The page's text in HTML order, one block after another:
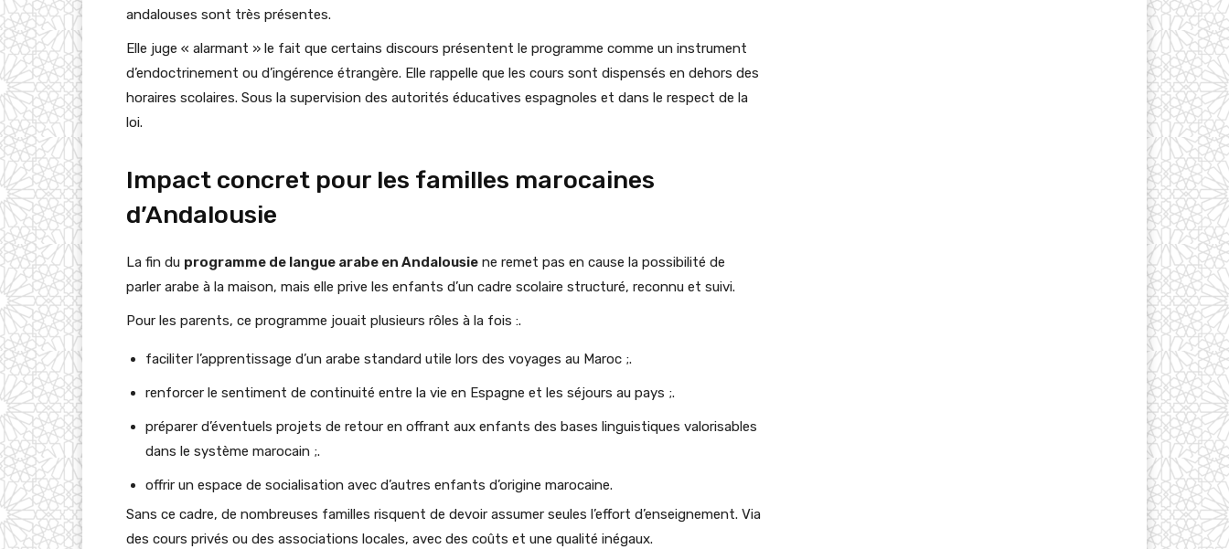
andalouses sont très présentes.
Elle juge « alarmant » le fait que certains discours présentent le programme comme un instrument
d’endoctrinement ou d’ingérence étrangère. Elle rappelle que les cours sont dispensés en dehors des
horaires scolaires. Sous la supervision des autorités éducatives espagnoles et dans le respect de la
loi.
Impact concret pour les familles marocaines
d’Andalousie
La fin du programme de langue arabe en Andalousie ne remet pas en cause la possibilité de
parler arabe à la maison, mais elle prive les enfants d’un cadre scolaire structuré, reconnu et suivi.
Pour les parents, ce programme jouait plusieurs rôles à la fois :.
faciliter l’apprentissage d’un arabe standard utile lors des voyages au Maroc ;.
renforcer le sentiment de continuité entre la vie en Espagne et les séjours au pays ;.
préparer d’éventuels projets de retour en offrant aux enfants des bases linguistiques valorisables
dans le système marocain ;.
offrir un espace de socialisation avec d’autres enfants d’origine marocaine.
Sans ce cadre, de nombreuses familles risquent de devoir assumer seules l’effort d’enseignement. Via
des cours privés ou des associations locales, avec des coûts et une qualité inégaux.